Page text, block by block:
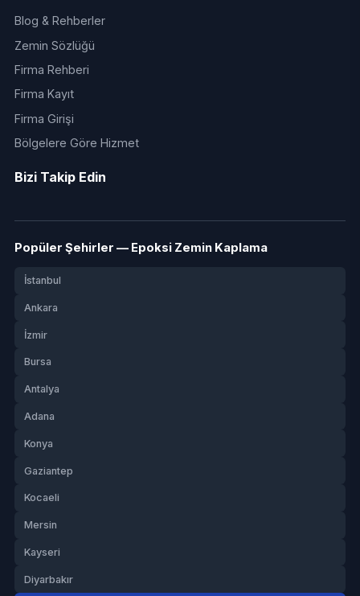
Blog & Rehberler
Zemin Sözlüğü
Firma Rehberi
Firma Kayıt
Firma Girişi
Bölgelere Göre Hizmet
Bizi Takip Edin
Popüler Şehirler — Epoksi Zemin Kaplama
İstanbul
Ankara
İzmir
Bursa
Antalya
Adana
Konya
Gaziantep
Kocaeli
Mersin
Kayseri
Diyarbakır